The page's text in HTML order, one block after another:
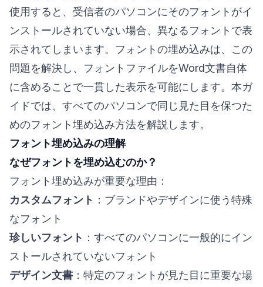
使用すると、受信者のパソコンにそのフォントがイ
ンストールされていない場合、異なるフォントで表
示されてしまいます。フォントの埋め込みは、この
問題を解決し、フォントファイルをWord文書自体
に含めることで一貫した表示を可能にします。本ガ
イドでは、すべてのパソコンで同じ見た目を保つた
めのフォント埋め込み方法を解説します。
フォント埋め込みの理解
なぜフォントを埋め込むのか？
フォント埋め込みが重要な理由：
カスタムフォント ：ブランドやデザインに使う特殊
なフォント
珍しいフォント ：すべてのパソコンに一般的にイン
ストールされていないフォント
デザイン文書 ：特定のフォントが見た目に重要な場